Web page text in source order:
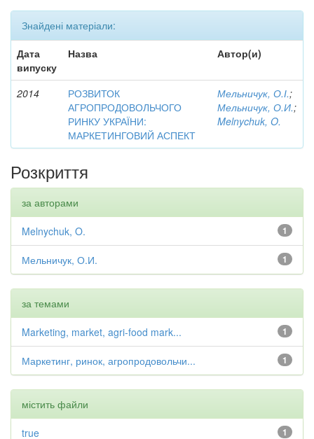
Знайдені матеріали:
Дата
випуску
Назва Автор(и)
2014
РОЗВИТОК
АГРОПРОДОВОЛЬЧОГО
РИНКУ УКРАЇНИ:
МАРКЕТИНГОВИЙ АСПЕКТ
Мельничук, О.І.;
Мельничук, О.И.;
Melnychuk, O.
Розкриття
за авторами
1
Melnychuk, O.
1
Мельничук, О.И.
за темами
1
Marketing, market, agri-food mark...
1
Маркетинг, ринок, агропродовольчи...
містить файли
1
true